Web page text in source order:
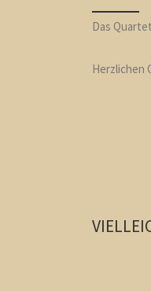
Das
Herzlichen